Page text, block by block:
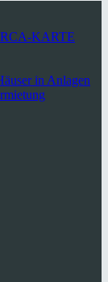
KARTE
in Anlagen